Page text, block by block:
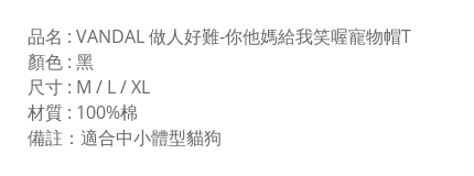
品名 : VANDAL 做人好難-你他媽給我笑喔寵物帽T
顏色 : 黑
尺寸 : M / L / XL
材質 : 100%棉
備註：適合中小體型貓狗